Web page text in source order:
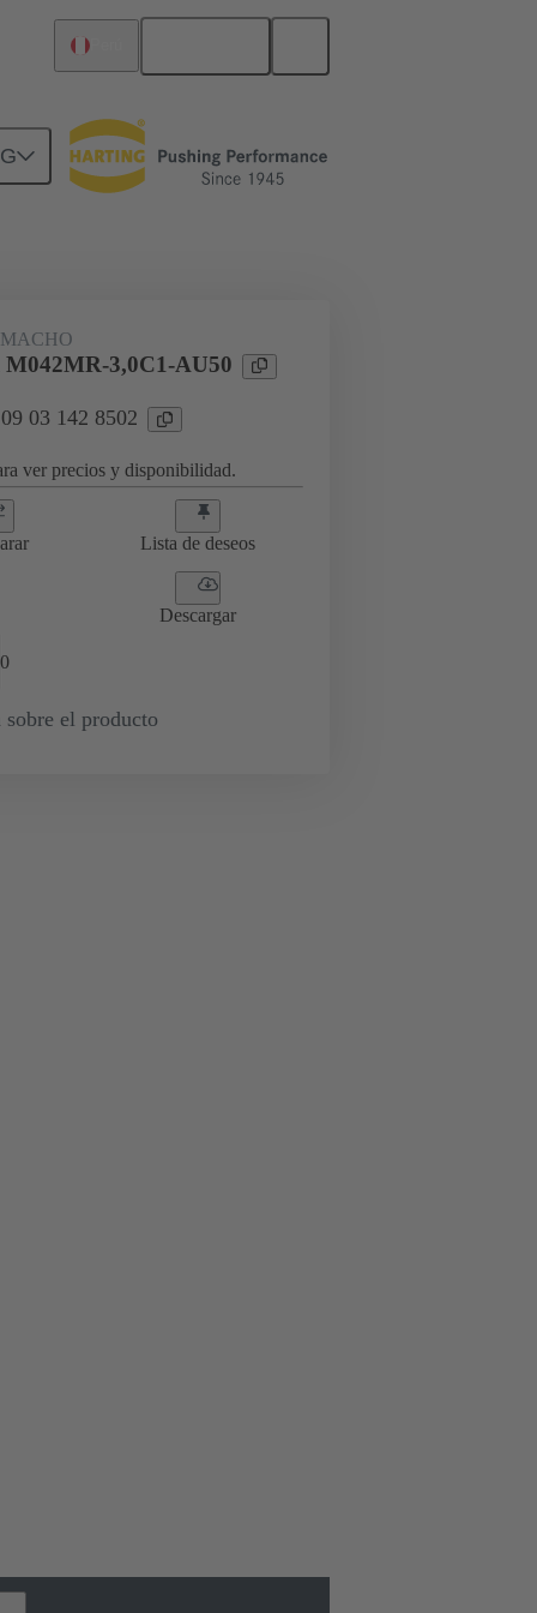
Productos
3,0C1-AU50
03 142 8502
ver precios y disponibilidad.
Lista de deseos
Descargar
0
sobre el producto